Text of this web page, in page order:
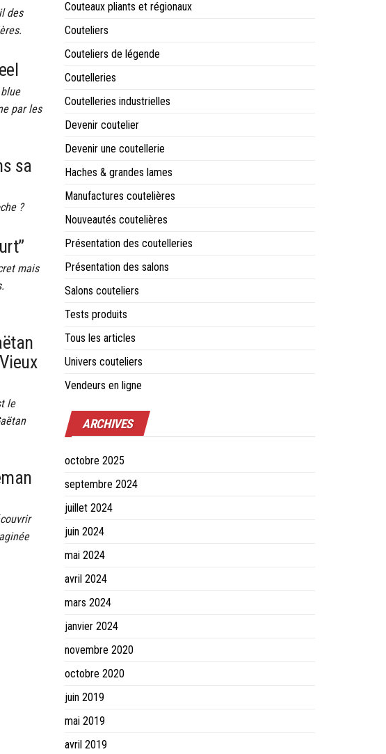
des
par les
sa
?
mais
le
Couteaux pliants et régionaux
Couteliers
Couteliers de légende
Coutelleries
Coutelleries industrielles
Devenir coutelier
Devenir une coutellerie
Haches & grandes lames
Manufactures coutelières
Nouveautés coutelières
Présentation des coutelleries
Présentation des salons
Salons couteliers
Tests produits
Tous les articles
Univers couteliers
Vendeurs en ligne
ARCHIVES
octobre 2025
septembre 2024
juillet 2024
juin 2024
mai 2024
avril 2024
mars 2024
janvier 2024
novembre 2020
octobre 2020
juin 2019
mai 2019
avril 2019